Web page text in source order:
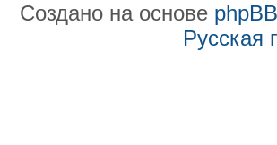
Создано на основе phpBB
Русская